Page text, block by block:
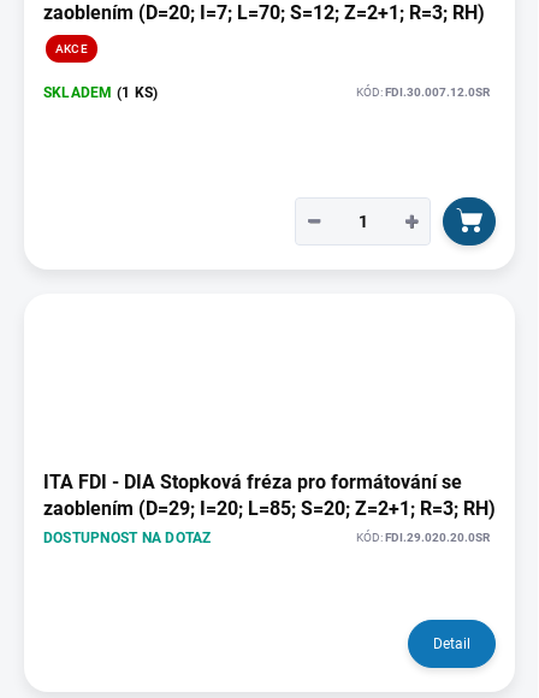
zaoblením (D=20; I=7; L=70; S=12; Z=2+1; R=3; RH)
AKCE
SKLADEM (1 KS) KÓD:FDI.30.007.12.0SR
+
−
ITA FDI - DIA Stopková fréza pro formátování se
zaoblením (D=29; I=20; L=85; S=20; Z=2+1; R=3; RH)
DOSTUPNOST NA DOTAZ KÓD:FDI.29.020.20.0SR
Detail